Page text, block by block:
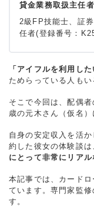
貸金業務取扱主任
2級FP技能士、証
任者(登録番号：
ン、FX、不動産、
メディアの編集・
と事実に基づいた
＞＞公式ページ
「アイフルを利用し
ためらっている人もい
そこで今回は、配偶
歳の元木さん（仮名）
自身の安定収入を活
約した彼女の体験談は
にとって非常にリアル
本記事では、カード
ています。専門家監
す。